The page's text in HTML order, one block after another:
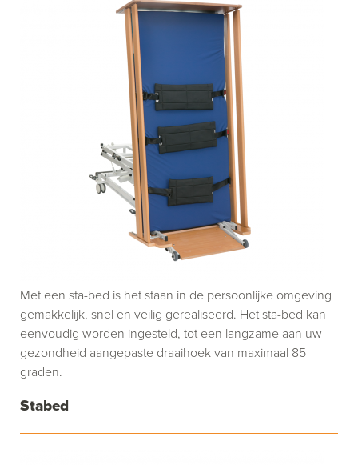
Stabed
Met een sta-bed is het staan in de persoonlijke omgeving
gemakkelijk, snel en veilig gerealiseerd. Het sta-bed kan
eenvoudig worden ingesteld, tot een langzame aan uw
gezondheid aangepaste draaihoek van maximaal 85
graden.